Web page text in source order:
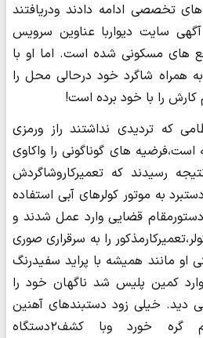
تخصصی ادامه دادند ودریافتند
آگهی سایت دیواربا عناوین سرویس
های مسکونی شده است. اما او با
همراه شاگرد خود درحالی محل را
کارش را با خود برده است!
که تردیدی نداشتند راز ورمزی
است،فرضیه های گوناگونی را واکاوی
رسیدند که تعمیرکاروشاگردش
به موتور کولرهای آبی استفاده
دستورمقام قضایی وارد عمل شدند و
را به سرقراری صوری
او مانند همیشه با پراید سفیدرنگ
کمین پلیس شد ناگهان خود را
دید. خیلی زود دستبندهای آهنین
پلیس بردستان دومتهم گره خورد وبا کشف۲دستگاه